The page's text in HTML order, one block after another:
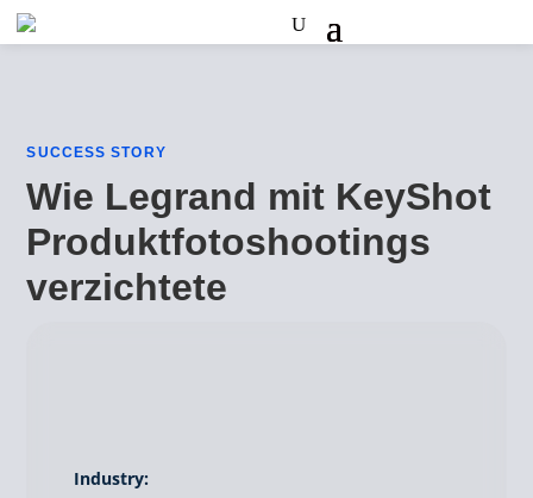
SUCCESS STORY
Wie Legrand mit KeyShot
Produktfotoshootings
verzichtete
Industry: